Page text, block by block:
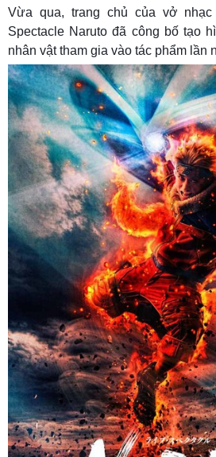
Vừa qua, trang chủ của vở
Spectacle Naruto đã công bố tạo
nhân vật tham gia vào tác phẩm lần